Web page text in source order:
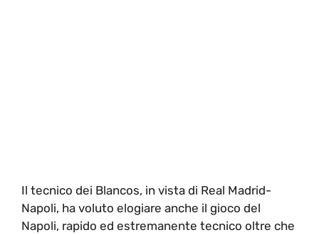
Il tecnico dei Blancos, in vista di Real Madrid-
Napoli, ha voluto elogiare anche il gioco del
Napoli, rapido ed estremanente tecnico oltre che